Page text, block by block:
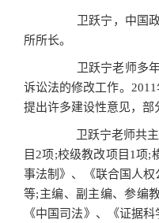
卫跃宁，中国政
所所长。
卫跃宁老师多年
诉讼法的修改工作。
提出许多建设性意见，部
卫跃宁老师共主
目2项;校级教改项目1项;
事法制》、《联合国人
等;主编、副主编、参编
《中国司法》、《证据